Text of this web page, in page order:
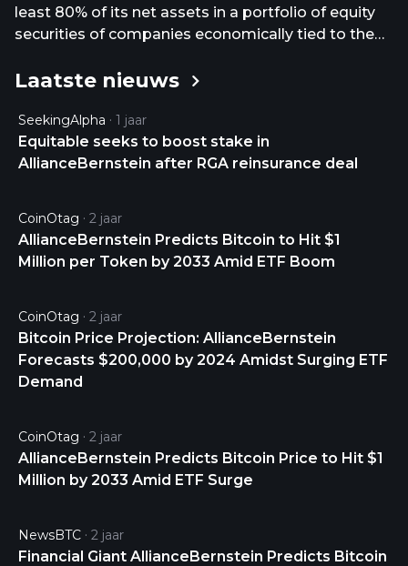
Laatste nieuws
SeekingAlpha 1 jaar
Equitable seeks to boost stake in
AllianceBernstein after RGA reinsurance deal
CoinOtag 2 jaar
AllianceBernstein Predicts Bitcoin to Hit $1
Million per Token by 2033 Amid ETF Boom
CoinOtag 2 jaar
Bitcoin Price Projection: AllianceBernstein
Forecasts $200,000 by 2024 Amidst Surging ETF
Demand
CoinOtag 2 jaar
AllianceBernstein Predicts Bitcoin Price to Hit $1
Million by 2033 Amid ETF Surge
NewsBTC 2 jaar
Financial Giant AllianceBernstein Predicts Bitcoin
least 80% of its net assets in a portfolio of equity
securities of companies economically tied to the
Hong Kong). Equity securities may include
securities of real estate investment trusts, or
REITs, depositary receipts and derivative
instruments related to equity securities. The fund is